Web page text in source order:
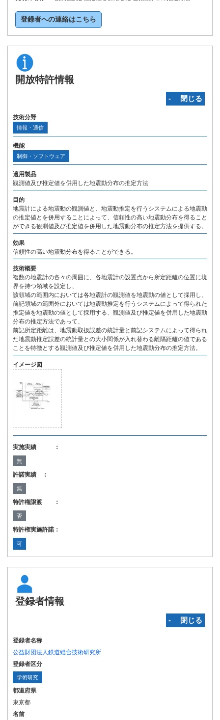
登録者への連絡はこちら
開放特許情報
‐ 閉じる
技術分野
情報・通信
機能
制御・ソフトウェア
適用製品
観測値及び推定値を併用した地震動分布の推定方法
目的
地震計による地震動の観測値と、地震動推定を行うシステムによる地震動
の推定値とを併用することによって、信頼性の高い地震動分布を得ること
ができる観測値及び推定値を併用した地震動分布の推定方法を提供する。
効果
信頼性の高い地震動分布を得ることができる。
技術概要
複数の地震計の各々の周囲に、各地震計の設置点から所定距離の位置に境
界を持つ領域を設定し、
該領域の範囲内においては各地震計の観測値を地震動の値として採用し、
前記領域の範囲外においては地震動推定を行うシステムによって得られた
推定値を地震動の値として採用する、観測値及び推定値を併用した地震動
分布の推定方法であって、
前記所定距離は、地震動取扱誤差の統計量と前記システムによって得られ
た地震動推定誤差の統計量との大小関係が入れ替わる離隔距離の値である
ことを特徴とする観測値及び推定値を併用した地震動分布の推定方法。
イメージ図
実施実績 ：
無
許諾実績 ：
無
特許権譲渡 ：
否
特許権実施許諾：
可
登録者情報
‐ 閉じる
登録者名称
公益財団法人鉄道総合技術研究所
登録者区分
学術研究
都道府県
東京都
名前